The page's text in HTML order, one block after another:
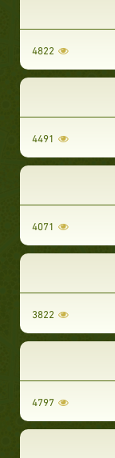
4822
4491
4071
3822
4797